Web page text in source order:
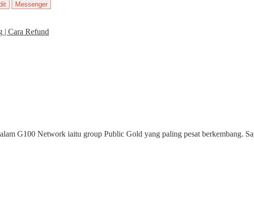
Messenger
| Cara Refund
G100 Network iaitu group Public Gold yang paling pesat berkembang.